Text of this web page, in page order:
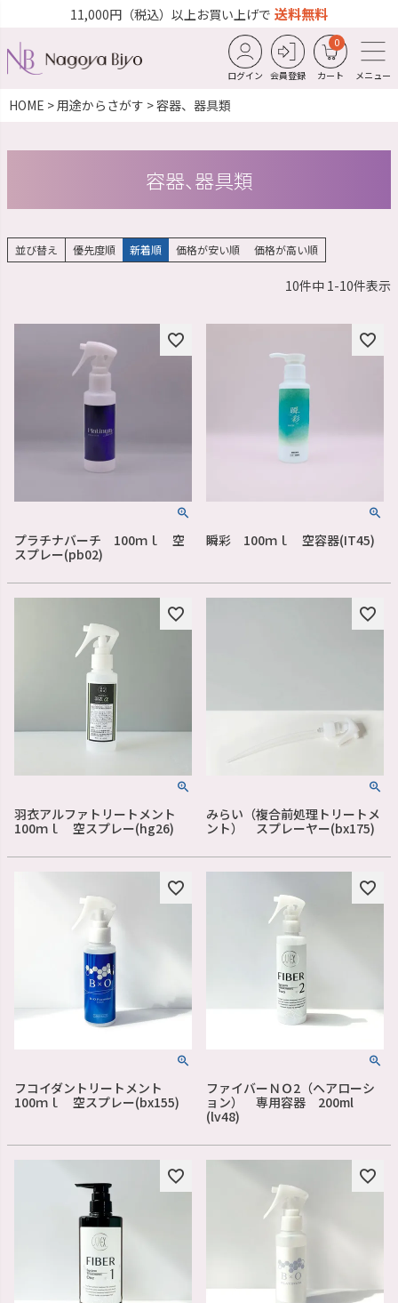
11,000円（税込）以上お買い上げで 送料無料
ログイン 会員登録 カート
0
メニュー
HOME 用途からさがす 容器、器具類
容器、器具類
並び替え 優先度順 新着順 価格が安い順 価格が高い順
10件中 1-10件表示
プラチナバーチ 100ｍｌ 空
スプレー(pb02)
瞬彩 100ｍｌ 空容器(IT45)
羽衣アルファトリートメント
100ｍｌ 空スプレー(hg26)
みらい（複合前処理トリートメ
ント） スプレーヤー(bx175)
フコイダントリートメント
100ｍｌ 空スプレー(bx155)
ファイバーＮＯ2（ヘアローシ
ョン） 専用容器 200ml
(lv48)